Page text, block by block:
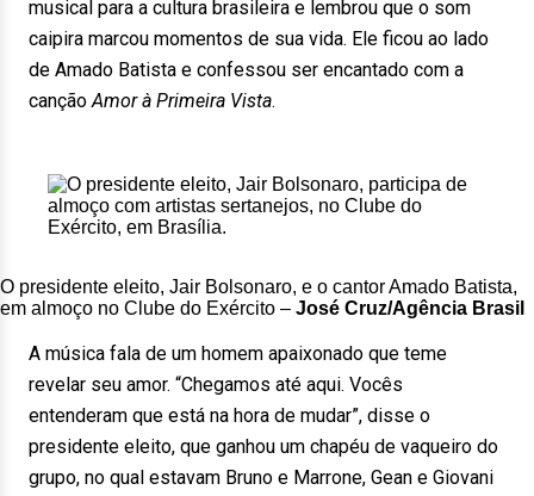
musical para a cultura brasileira e lembrou que o som
caipira marcou momentos de sua vida. Ele ficou ao lado
de Amado Batista e confessou ser encantado com a
cançãoAmor à Primeira Vista.
O presidente eleito, Jair Bolsonaro, e o cantor Amado Batista,
em almoço no Clube do Exército – José Cruz/Agência Brasil
A música fala de um homem apaixonado que teme
revelar seu amor. “Chegamos até aqui. Vocês
entenderam que está na hora de mudar”, disse o
presidente eleito, que ganhou um chapéu de vaqueiro do
grupo, no qual estavam Bruno e Marrone, Gean e Giovani